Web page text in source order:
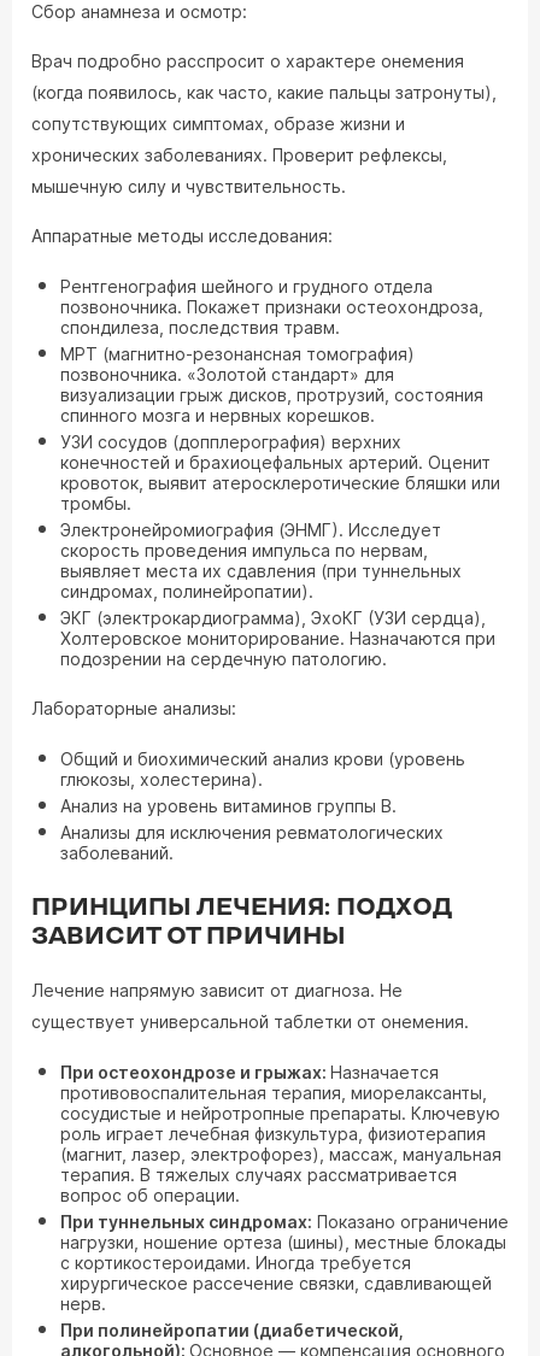
Сбор анамнеза и осмотр:
Врач подробно расспросит о характере онемения
(когда появилось, как часто, какие пальцы затронуты),
сопутствующих симптомах, образе жизни и
хронических заболеваниях. Проверит рефлексы,
мышечную силу и чувствительность.
Аппаратные методы исследования:
Рентгенография шейного и грудного отдела
позвоночника. Покажет признаки остеохондроза,
спондилеза, последствия травм.
МРТ (магнитно-резонансная томография)
позвоночника. «Золотой стандарт» для
визуализации грыж дисков, протрузий, состояния
спинного мозга и нервных корешков.
УЗИ сосудов (допплерография) верхних
конечностей и брахиоцефальных артерий. Оценит
кровоток, выявит атеросклеротические бляшки или
тромбы.
Электронейромиография (ЭНМГ). Исследует
скорость проведения импульса по нервам,
выявляет места их сдавления (при туннельных
синдромах, полинейропатии).
ЭКГ (электрокардиограмма), ЭхоКГ (УЗИ сердца),
Холтеровское мониторирование. Назначаются при
подозрении на сердечную патологию.
Лабораторные анализы:
Общий и биохимический анализ крови (уровень
глюкозы, холестерина).
Анализ на уровень витаминов группы B.
Анализы для исключения ревматологических
заболеваний.
ПРИНЦИПЫ ЛЕЧЕНИЯ: ПОДХОД
ЗАВИСИТ ОТ ПРИЧИНЫ
Лечение напрямую зависит от диагноза. Не
существует универсальной таблетки от онемения.
При остеохондрозе и грыжах: Назначается
противовоспалительная терапия, миорелаксанты,
сосудистые и нейротропные препараты. Ключевую
роль играет лечебная физкультура, физиотерапия
(магнит, лазер, электрофорез), массаж, мануальная
терапия. В тяжелых случаях рассматривается
вопрос об операции.
При туннельных синдромах: Показано ограничение
нагрузки, ношение ортеза (шины), местные блокады
с кортикостероидами. Иногда требуется
хирургическое рассечение связки, сдавливающей
нерв.
При полинейропатии (диабетической,
алкогольной): Основное — компенсация основного